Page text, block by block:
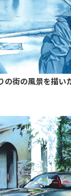
の街の風景を描い